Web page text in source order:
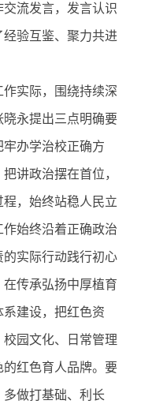
流发言，发言认识
验互鉴、聚力共进
实际，围绕持续深
永提出三点明确要
办学治校正确方
讲政治摆在首位，
，始终站稳人民立
始终沿着正确政治
实际行动践行初心
传承弘扬中厚植育
建设，把红色资
园文化、日常管理
红色育人品牌。要
做打基础、利长